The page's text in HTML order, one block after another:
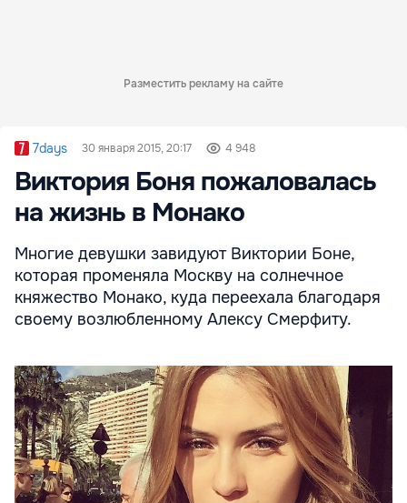
Разместить рекламу на сайте
7days 30 января 2015, 20:17 4 948
Виктория Боня пожаловалась
на жизнь в Монако
Многие девушки завидуют Виктории Боне,
которая променяла Москву на солнечное
княжество Монако, куда переехала благодаря
своему возлюбленному Алексу Смерфиту.